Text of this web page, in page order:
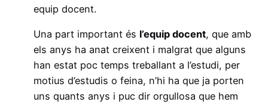
equip docent.
Una part important és l’equip docent, que amb
els anys ha anat creixent i malgrat que alguns
han estat poc temps treballant a l’estudi, per
motius d’estudis o feina, n’hi ha que ja porten
uns quants anys i puc dir orgullosa que hem